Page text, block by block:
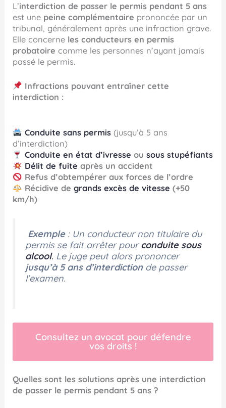
L’interdiction de passer le permis pendant 5 ans
est une peine complémentaire prononcée par un
tribunal, généralement après une infraction grave.
Elle concerne les conducteurs en permis
probatoire comme les personnes n’ayant jamais
passé le permis.
Infractions pouvant entraîner cette
interdiction :
Conduite sans permis(jusqu’à 5 ans
d’interdiction)
Conduite en état d’ivresse ou sous stupéfiants
Délit de fuite après un accident
Refus d’obtempérer aux forces de l’ordre
Récidive de grands excès de vitesse (+50
km/h)
Exemple: Un conducteur non titulaire du
permis se fait arrêter pourconduite sous
alcool. Le juge peut alors prononcer
jusqu’à 5 ans d’interdictionde passer
l’examen.
Consultez un avocat pour défendre
vos droits !
Quelles sont les solutions après une interdiction
de passer le permis pendant 5 ans ?